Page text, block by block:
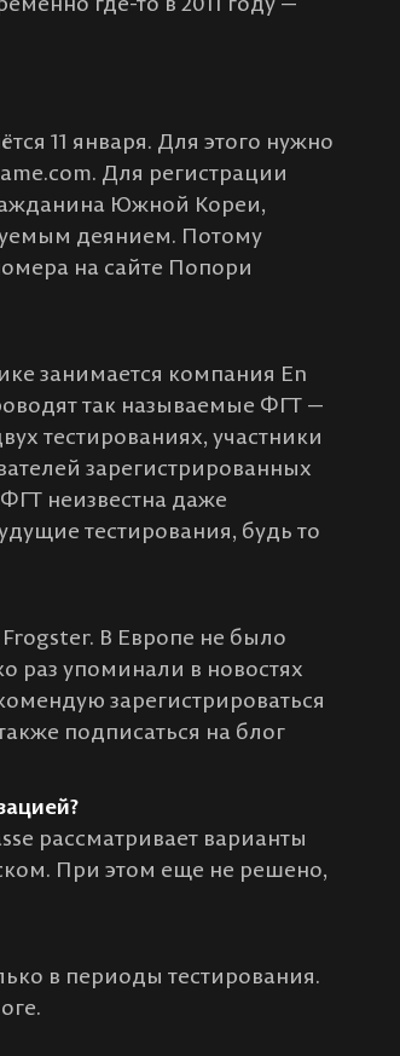
11 января. Для этого нужно
Для регистрации
Южной Кореи,
деянием. Потому
на сайте Попори
занимается компания En
так называемые ФГТ —
тестированиях, участники
зарегистрированных
неизвестна даже
тестирования, будь то
В Европе не было
раз упоминали в новостях
зарегистрироваться
подписаться на блог
рассматривает варианты
При этом еще не решено,
в периоды тестирования.